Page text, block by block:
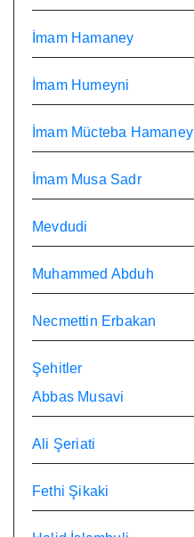
İmam Hamaney
İmam Humeyni
İmam Mücteba Hamaney
İmam Musa Sadr
Mevdudi
Muhammed Abduh
Necmettin Erbakan
Şehitler
Abbas Musavi
Ali Şeriati
Fethi Şikaki